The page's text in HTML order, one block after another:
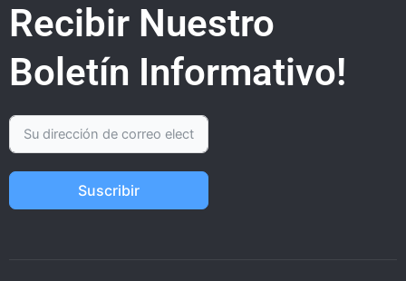
Recibir Nuestro
Boletín Informativo!
Suscribir